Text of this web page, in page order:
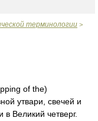
терминологии >
of the)
утвари, свечей и
Великий четверг.